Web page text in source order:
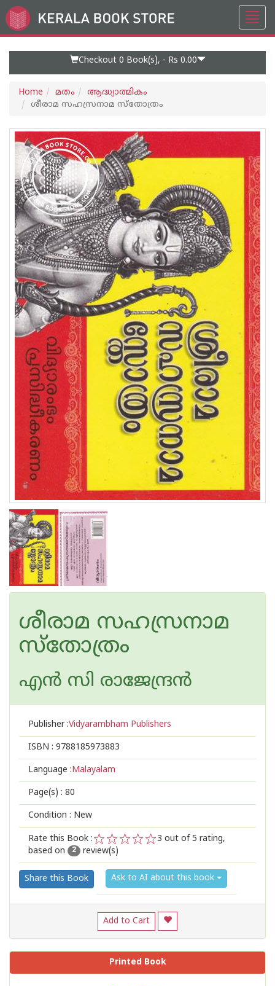
Go
to
Checkout 0 Book(s), - Rs 0.00
Home മതം
ആദ്ധ്യാത്മികം
ശീരാമ സഹസ്രനാമ സ്തോത്രം
ശീരാമ സഹസ്രനാമ
സ്തോത്രം
എന്‍ സി രാജേന്ദ്രന്‍
Publisher :Vidyarambham Publishers
ISBN : 9788185973883
Language :Malayalam
Page(s) : 80
Condition : New
Rate this Book :
2
1
3 out of 5 rating,
based on
2 review(s)
Share this Book Ask to AI about this book
Add to Cart
Printed Book